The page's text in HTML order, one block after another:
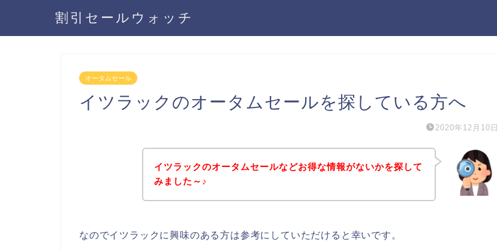
割引セールウォッチ
オータムセール
イツラックのオータムセールを探している方へ
2020年12月10日
イツラックのオータムセールなどお得な情報がないかを探して
みました～♪
なのでイツラックに興味のある方は参考にしていただけると幸いです。